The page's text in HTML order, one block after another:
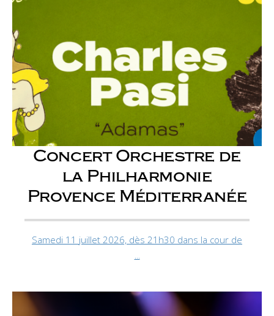
Concert Orchestre de
la Philharmonie
Provence Méditerranée
Samedi 11 juillet 2026, dès 21h30 dans la cour de
...